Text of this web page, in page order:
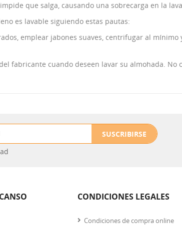
que salga, causando una sobrecarga en la
es lavable siguiendo estas pautas:
emplear jabones suaves, centrifugar al
fabricante cuando deseen lavar su almohada.
SUSCRIBIRSE
CONDICIONES LEGALES
Condiciones de compra online